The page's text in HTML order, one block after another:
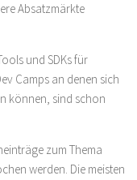
Absatzmärkte
und SDKs für
Camps an denen sich
können, sind schon
zum Thema
werden. Die meisten